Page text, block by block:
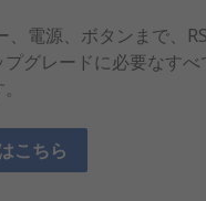
電源、ボタンまで、
グレードに必要なすべ
こちら